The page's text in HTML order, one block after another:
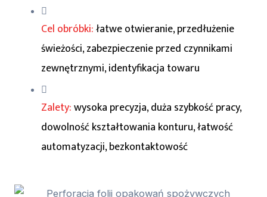
Cel obróbki:łatwe otwieranie, przedłużenie
świeżości, zabezpieczenie przed czynnikami
zewnętrznymi, identyfikacja towaru
Zalety:wysoka precyzja, duża szybkość pracy,
dowolność kształtowania konturu, łatwość
automatyzacji, bezkontaktowość